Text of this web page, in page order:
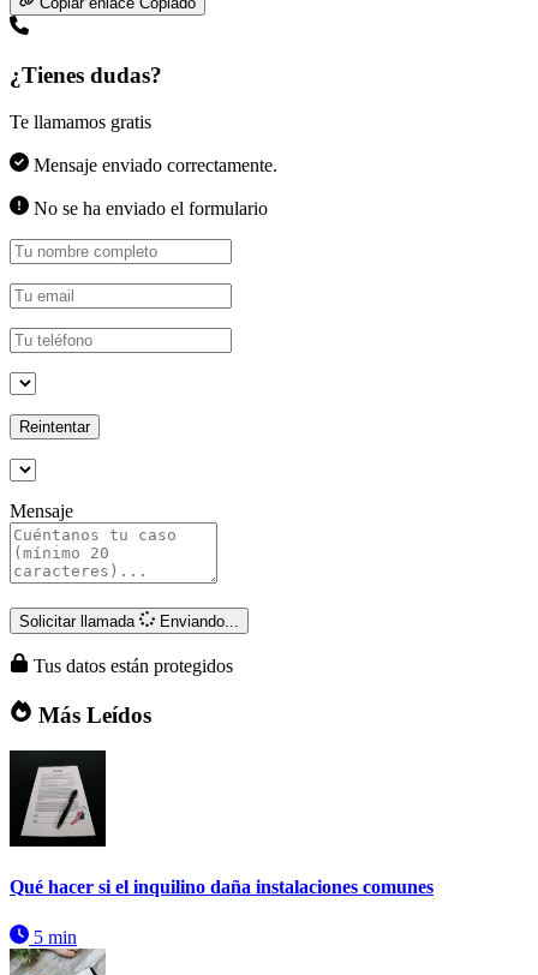
¿Tienes dudas?
Te llamamos gratis
Mensaje enviado correctamente.
No se ha enviado el formulario
Reintentar
Mensaje
Solicitar llamada Enviando...
Tus datos están protegidos
Más Leídos
Qué hacer si el inquilino daña instalaciones comunes
5 min